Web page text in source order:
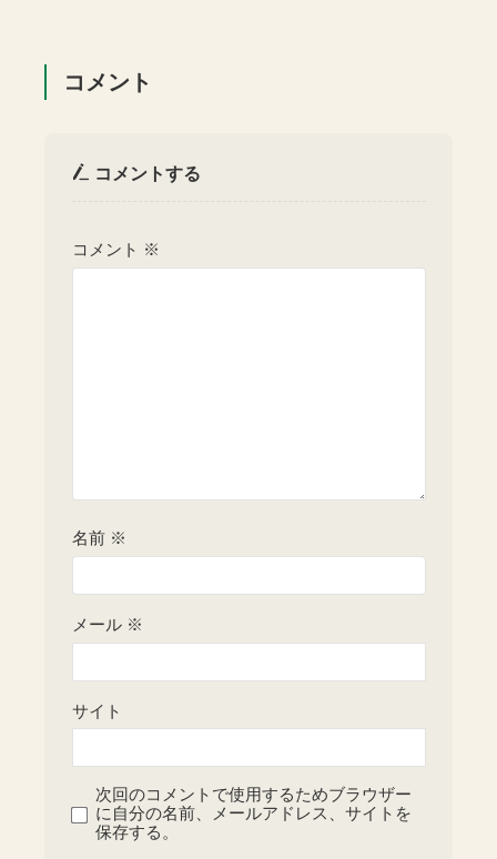
コメント
コメントする
コメント ※
名前 ※
メール ※
サイト
次回のコメントで使用するためブラウザー
に自分の名前、メールアドレス、サイトを
保存する。